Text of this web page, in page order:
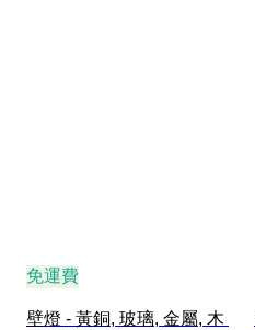
免運費
壁燈 - 黃銅, 玻璃, 金屬, 木